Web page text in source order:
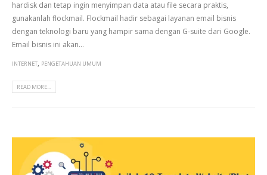
hardisk dan tetap ingin menyimpan data atau file secara praktis,
gunakanlah flockmail. Flockmail hadir sebagai layanan email bisnis
dengan teknologi baru yang hampir sama dengan G-suite dari Google.
Email bisnis ini akan...
INTERNET PENGETAHUAN UMUM
READ MORE...